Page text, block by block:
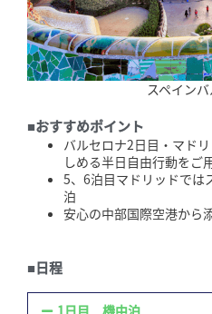
スペイン
■おすすめポイント
バルセロナ2日目・マド
しめる半日自由行動をご
5、6泊目マドリッドでは
泊
安心の中部国際空港から
■日程
1日目 機中泊